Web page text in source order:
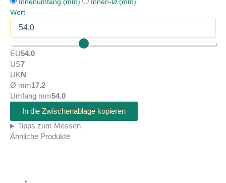
Innenumfang (mm)
Innen-Ø (mm)
Wert
EU54.0
US7
UKN
Ø mm17.2
Umfang mm54.0
In die Zwischenablage kopieren
Tipps zum Messen
Ähnliche Produkte